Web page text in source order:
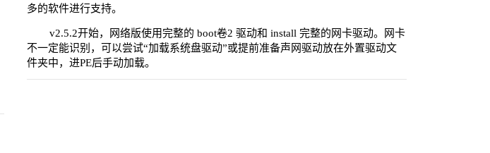
多的软件进行支持。
v2.5.2开始，网络版使用完整的 boot卷2 驱动和 install 完整的网卡驱动。网卡
不一定能识别，可以尝试“加载系统盘驱动”或提前准备声网驱动放在外置驱动文
件夹中，进PE后手动加载。